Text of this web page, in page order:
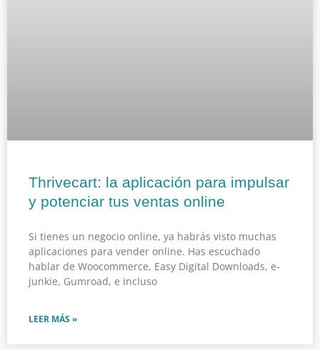
Thrivecart: la aplicación para impulsar
y potenciar tus ventas online
Si tienes un negocio online, ya habrás visto muchas
aplicaciones para vender online. Has escuchado
hablar de Woocommerce, Easy Digital Downloads, e-
junkie, Gumroad, e incluso
LEER MÁS »